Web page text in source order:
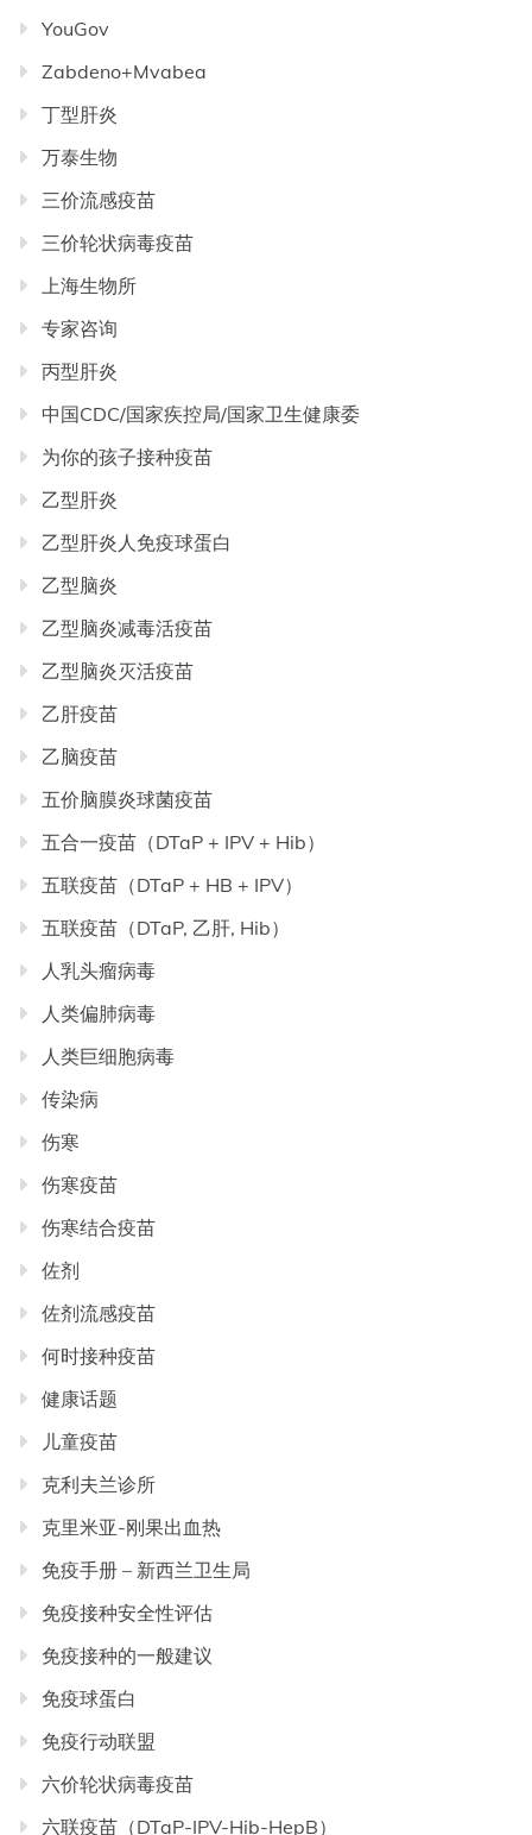
YouGov
Zabdeno+Mvabea
丁型肝炎
万泰生物
三价流感疫苗
三价轮状病毒疫苗
上海生物所
专家咨询
丙型肝炎
中国CDC/国家疾控局/国家卫生健康委
为你的孩子接种疫苗
乙型肝炎
乙型肝炎人免疫球蛋白
乙型脑炎
乙型脑炎减毒活疫苗
乙型脑炎灭活疫苗
乙肝疫苗
乙脑疫苗
五价脑膜炎球菌疫苗
五合一疫苗（DTaP + IPV + Hib）
五联疫苗（DTaP + HB + IPV）
五联疫苗（DTaP, 乙肝, Hib）
人乳头瘤病毒
人类偏肺病毒
人类巨细胞病毒
传染病
伤寒
伤寒疫苗
伤寒结合疫苗
佐剂
佐剂流感疫苗
何时接种疫苗
健康话题
儿童疫苗
克利夫兰诊所
克里米亚-刚果出血热
免疫手册 – 新西兰卫生局
免疫接种安全性评估
免疫接种的一般建议
免疫球蛋白
免疫行动联盟
六价轮状病毒疫苗
六联疫苗（DTaP-IPV-Hib-HepB）